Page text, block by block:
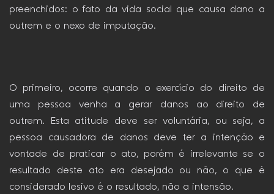
preenchidos: o fato da vida social que causa dano a
outrem e o nexo de imputação.
O primeiro, ocorre quando o exercício do direito de
uma pessoa venha a gerar danos ao direito de
outrem. Esta atitude deve ser voluntária, ou seja, a
pessoa causadora de danos deve ter a intenção e
vontade de praticar o ato, porém é irrelevante se o
resultado deste ato era desejado ou não, o que é
considerado lesivo é o resultado, não a intensão.